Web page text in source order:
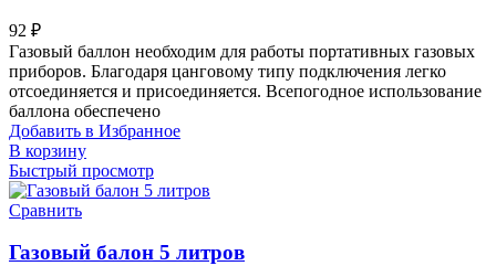
92 ₽
Газовый баллон необходим для работы портативных газовых
приборов. Благодаря цанговому типу подключения легко
отсоединяется и присоединяется. Всепогодное использование
баллона обеспечено
Добавить в Избранное
В корзину
Быстрый просмотр
Сравнить
Газовый балон 5 литров